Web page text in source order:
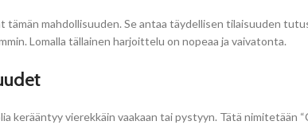
mahdollisuuden. Se antaa täydellisen tilaisuuden
Lomalla tällainen harjoittelu on nopeaa ja vaivatonta.
vierekkäin vaakaan tai pystyyn. Tätä nimitetään